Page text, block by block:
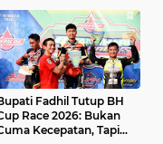
Fadhil Tutup BH
Race 2026: Bukan
Kecepatan, Tapi